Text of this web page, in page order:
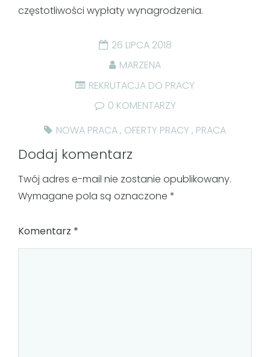
częstotliwości wypłaty wynagrodzenia.
26 LIPCA 2018
MARZENA
REKRUTACJA DO PRACY
0 KOMENTARZY
NOWA PRACA, OFERTY PRACY, PRACA
Dodaj komentarz
Twój adres e-mail nie zostanie opublikowany.
Wymagane pola są oznaczone *
Komentarz *